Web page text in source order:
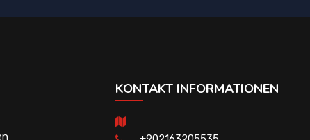
KONTAKT INFORMATIONEN